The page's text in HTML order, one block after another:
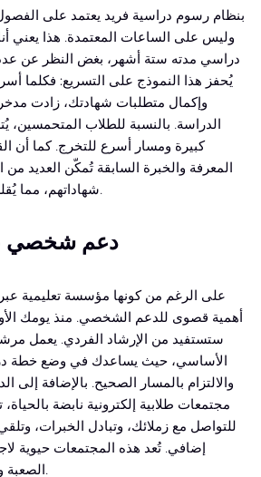
وليس على الساعات المعتمدة. هذا يعني
دراسي مدته ستة أشهر، بغض النظر عن عدد
يُحفز هذا النموذج على التسريع: فكلما
وإكمال متطلبات شهادتك، زادت
الدراسة. بالنسبة للطلاب المتحمسين،
كبيرة ومسار أسرع للتخرج. كما أن
المعرفة والخبرة السابقة تُمكّن العديد
شهاداتهم، مما يُقلل من النفقات الإجمالية.
2. دعم شخصي
على الرغم من كونها مؤسسة تعليمية عبر
ستستفيد من الإرشاد الفردي. يعمل
الأساسي، حيث يساعدك في وضع خطة
والالتزام بالمسار الصحيح. بالإضافة إلى
للتواصل مع زملائك، وتبادل الخبرات،
إضافي. تُعد هذه المجتمعات حيوية
الصعبة والاحتفال بالنجاحات معًا.